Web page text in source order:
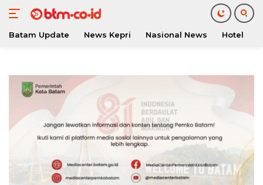
konten
Batam Update News Kepri Nasional News Hotel